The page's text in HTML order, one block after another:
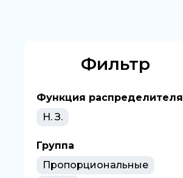
Фильтр
Функция распределителя
Н. З.
Группа
Пропорциональные